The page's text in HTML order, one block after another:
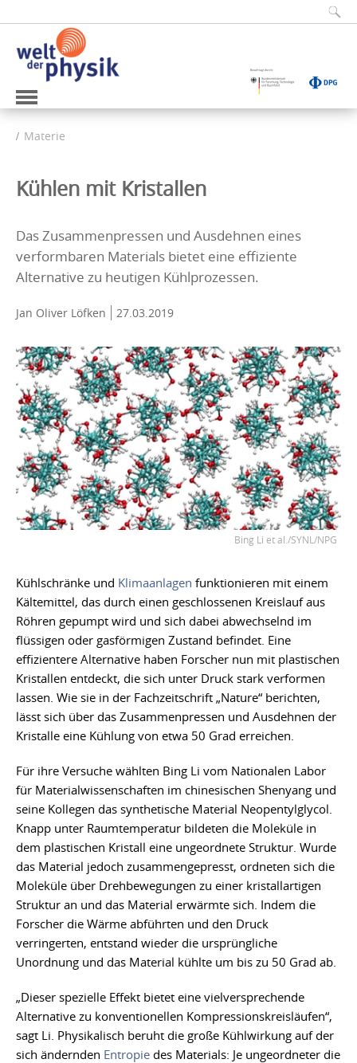
Materie
Kühlen mit Kristallen
Das Zusammenpressen und Ausdehnen eines
verformbaren Materials bietet eine effiziente
Alternative zu heutigen Kühlprozessen.
Jan Oliver Löfken 27.03.2019
Bing Li et al./SYNL/NPG
Kühlschränke und Klimaanlagen funktionieren mit einem
Kältemittel, das durch einen geschlossenen Kreislauf aus
Röhren gepumpt wird und sich dabei abwechselnd im
flüssigen oder gasförmigen Zustand befindet. Eine
effizientere Alternative haben Forscher nun mit plastischen
Kristallen entdeckt, die sich unter Druck stark verformen
lassen. Wie sie in der Fachzeitschrift „Nature“ berichten,
lässt sich über das Zusammenpressen und Ausdehnen der
Kristalle eine Kühlung von etwa 50 Grad erreichen.
Für ihre Versuche wählten Bing Li vom Nationalen Labor
für Materialwissenschaften im chinesischen Shenyang und
seine Kollegen das synthetische Material Neopentylglycol.
Knapp unter Raumtemperatur bildeten die Moleküle in
dem plastischen Kristall eine ungeordnete Struktur. Wurde
das Material jedoch zusammengepresst, ordneten sich die
Moleküle über Drehbewegungen zu einer kristallartigen
Struktur an und das Material erwärmte sich. Indem die
Forscher die Wärme abführten und den Druck
verringerten, entstand wieder die ursprüngliche
Unordnung und das Material kühlte um bis zu 50 Grad ab.
„Dieser spezielle Effekt bietet eine vielversprechende
Alternative zu konventionellen Kompressionskreisläufen“,
sagt Li. Physikalisch beruht die große Kühlwirkung auf der
sich ändernden Entropie des Materials: Je ungeordneter die